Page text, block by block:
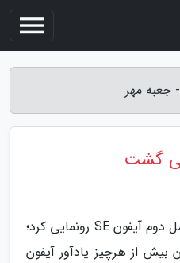
به گزارش جعبه مهر، اپل از نسل دوم آیفون SE رونمایی کرد؛
از هرچیز یادآور آیفون